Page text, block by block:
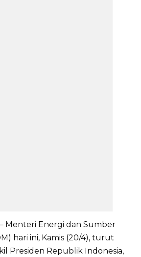
– Menteri Energi dan Sumber
hari ini, Kamis (20/4), turut
Presiden Republik Indonesia,